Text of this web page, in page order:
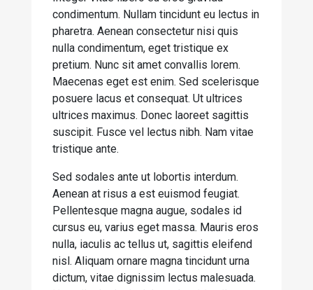
condimentum. Nullam tincidunt eu lectus in
pharetra. Aenean consectetur nisi quis
nulla condimentum, eget tristique ex
pretium. Nunc sit amet convallis lorem.
Maecenas eget est enim. Sed scelerisque
posuere lacus et consequat. Ut ultrices
ultrices maximus. Donec laoreet sagittis
suscipit. Fusce vel lectus nibh. Nam vitae
tristique ante.
Sed sodales ante ut lobortis interdum.
Aenean at risus a est euismod feugiat.
Pellentesque magna augue, sodales id
cursus eu, varius eget massa. Mauris eros
nulla, iaculis ac tellus ut, sagittis eleifend
nisl. Aliquam ornare magna tincidunt urna
dictum, vitae dignissim lectus malesuada.